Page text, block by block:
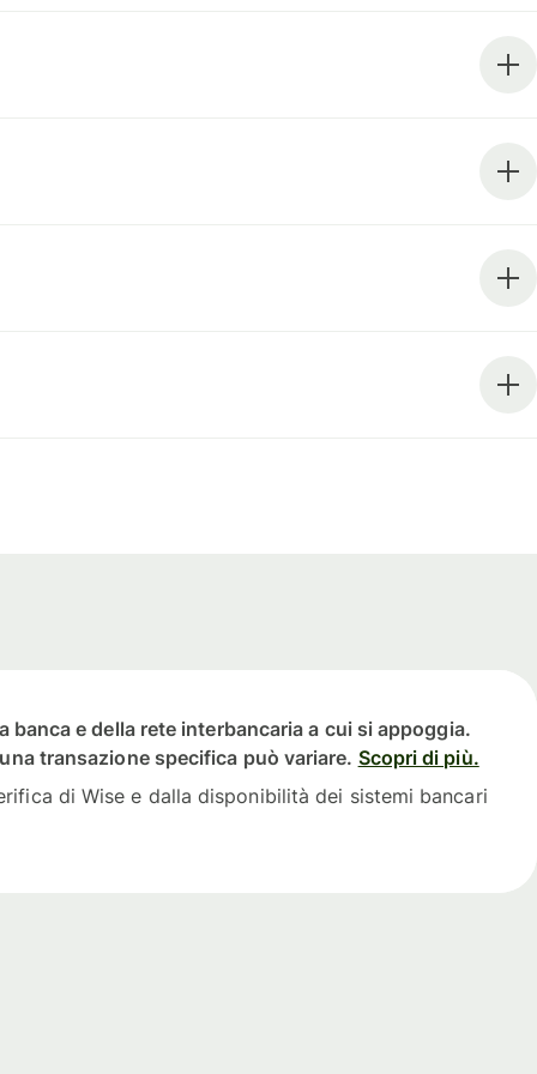
e della rete interbancaria a cui si appoggia.
transazione specifica può variare. Scopri di più.
di Wise e dalla disponibilità dei sistemi bancari